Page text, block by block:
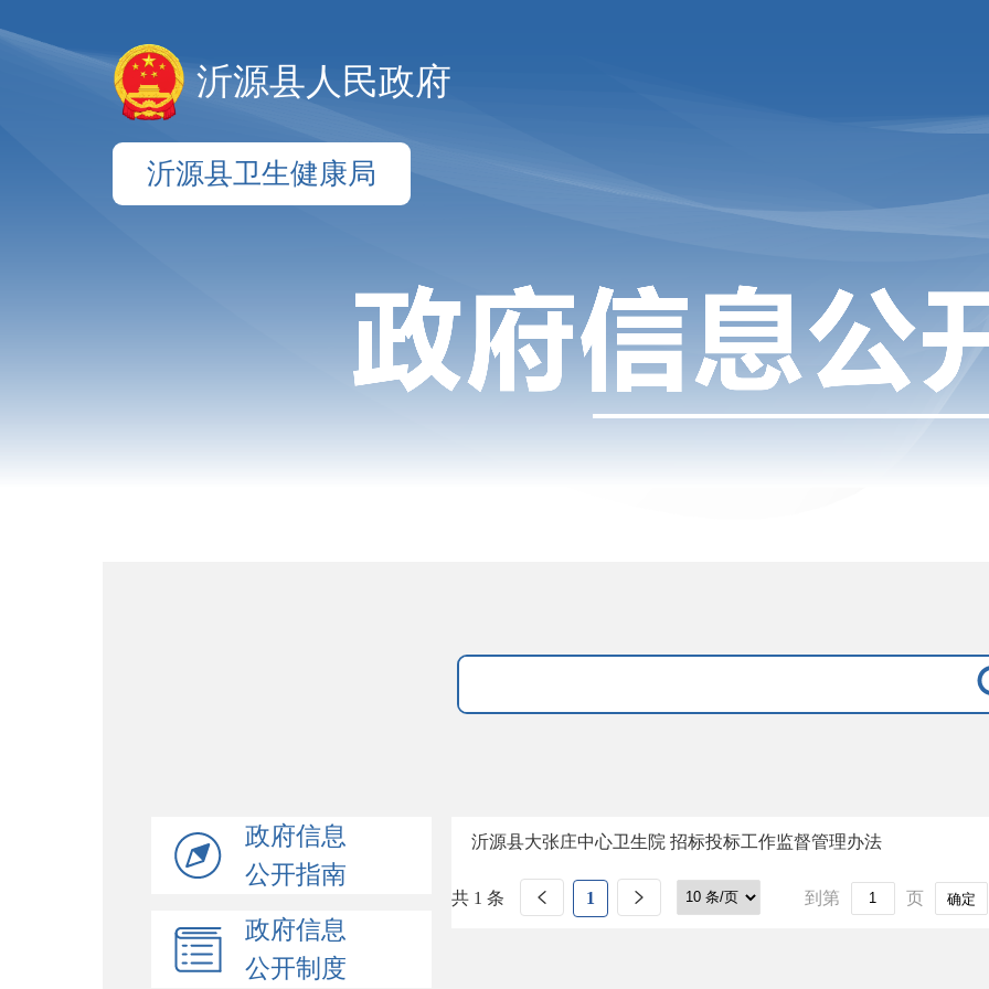
沂源县人民政府
沂源县卫生健康局
政府信息
公开指南
政府信息
公开制度
沂源县大张庄中心卫生院 招标投标工作监督管理办法
共 1 条 1 到第 页 确定